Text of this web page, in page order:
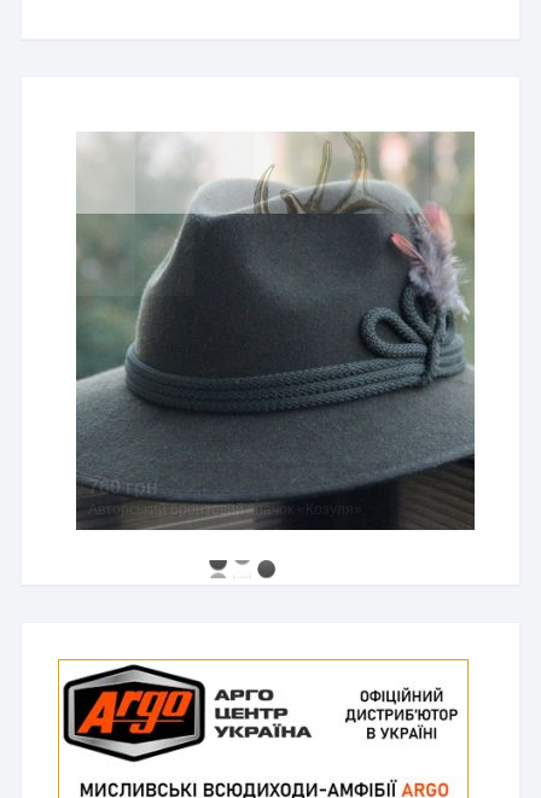
760 грн
Авторський бронзовий значок «Козуля»